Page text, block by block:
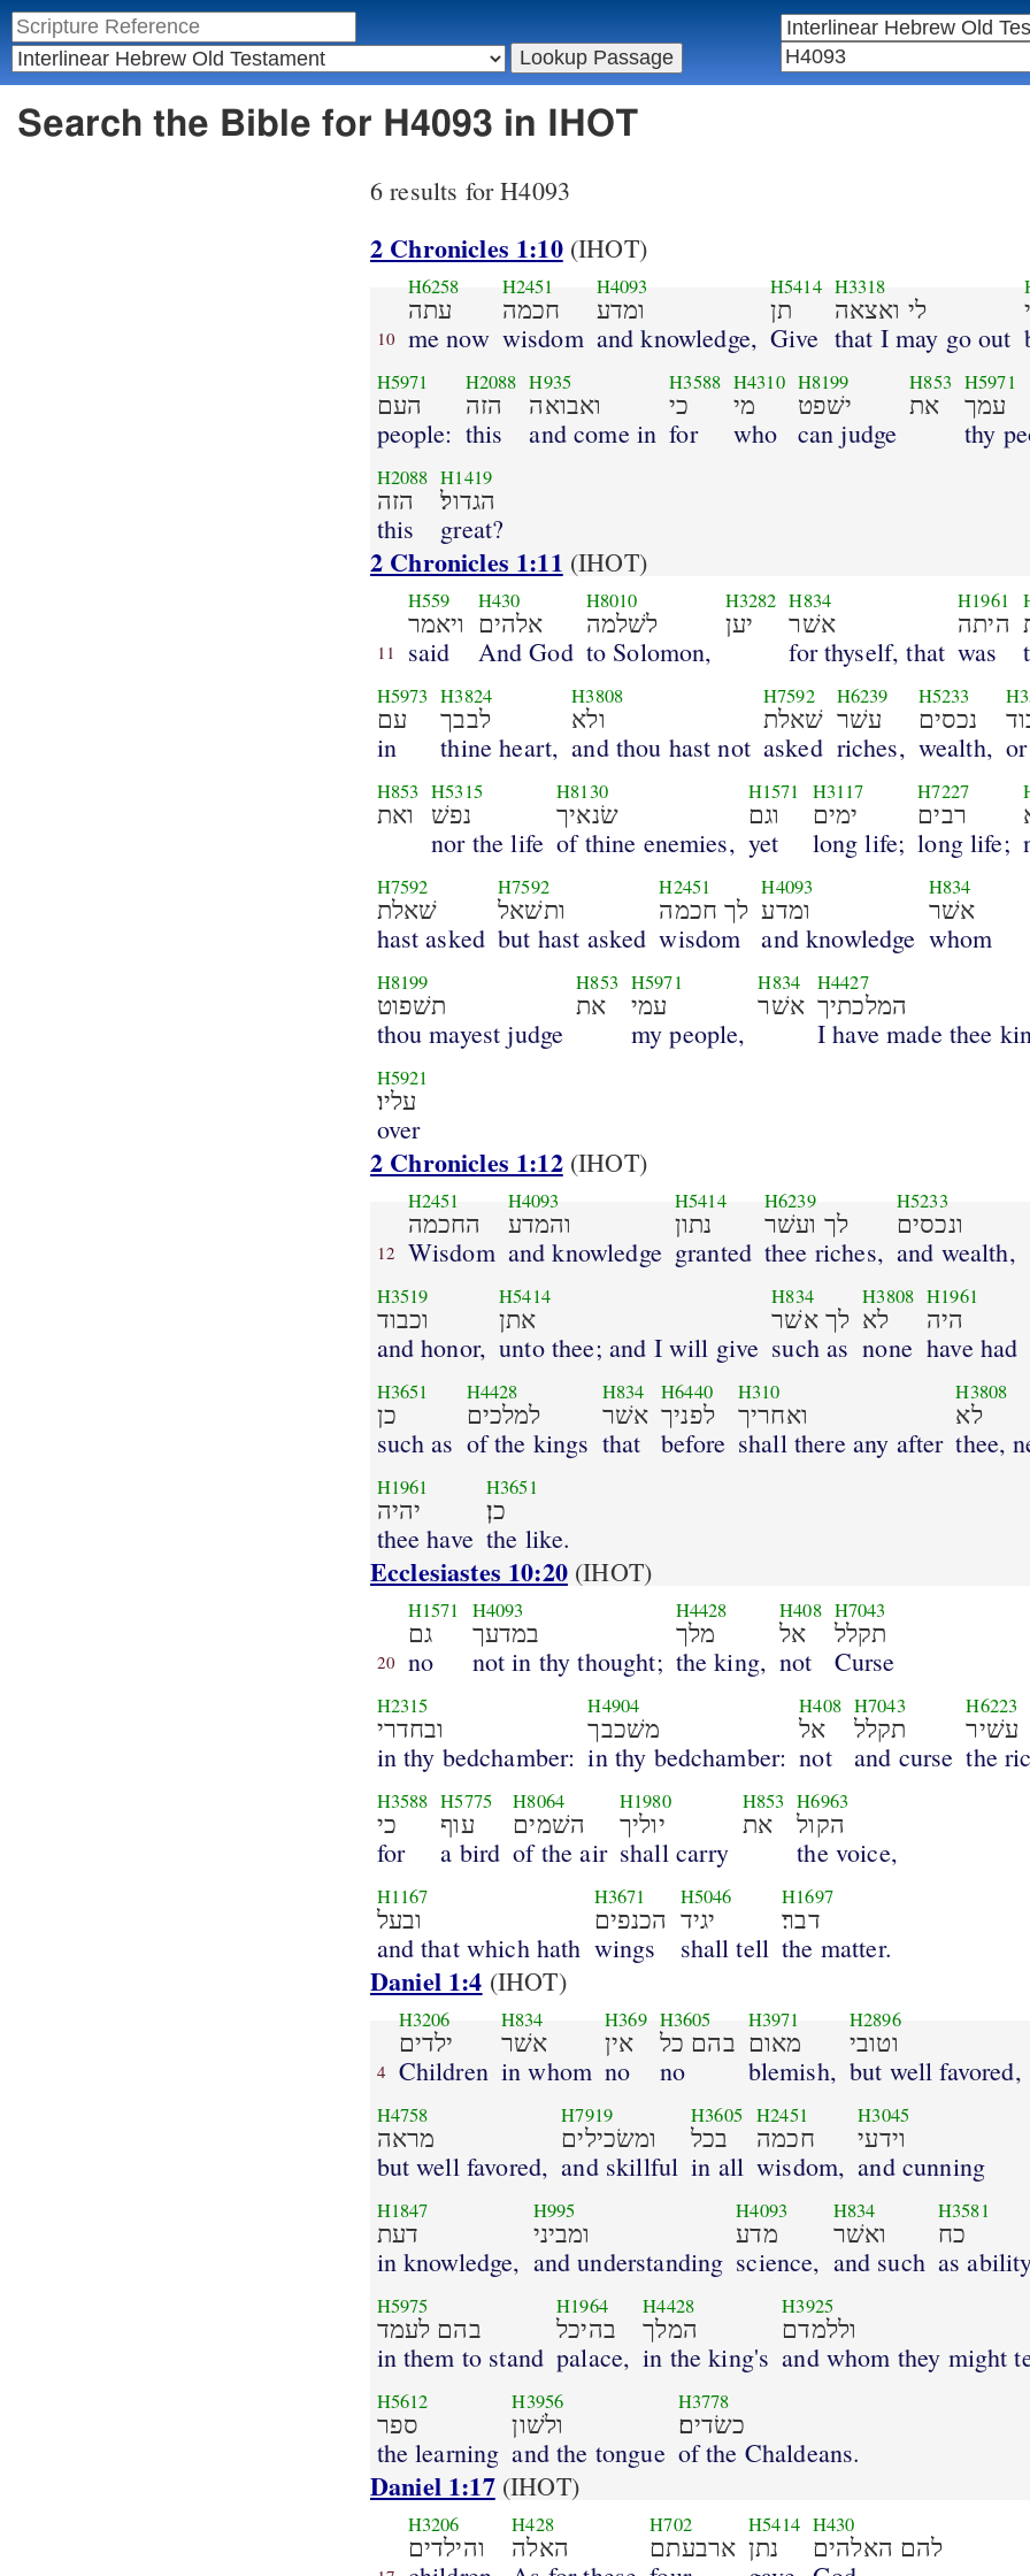
Search the Bible for H4093 in IHOT
6 results for H4093
2 Chronicles 1:10(IHOT)
10
H6258
עתה
me now
H2451
חכמה
wisdom
H4093
ומדע
and knowledge,
H5414
תן
Give
H3318
לי ואצאה
that I may go out
H5971
העם
people:
H2088
הזה
this
H935
ואבואה
and come in
H3588
כי
for
H4310
מי
who
H8199
ישׁפט
can judge
H853
את
H5971
עמך
thy
H2088
הזה
this
H1419
הגדול׃
great?
2 Chronicles 1:11 (IHOT)
11
H559
ויאמר
said
H430
אלהים
And God
H8010
לשׁלמה
to Solomon,
H3282
יען
H834
אשׁר
for thyself, that
H1961
היתה
was
H5973
עם
in
H3824
לבבך
thine heart,
H3808
ולא
and thou hast not
H7592
שׁאלת
asked
H6239
עשׁר
riches,
H5233
נכסים
wealth,
H853
ואת
H5315
נפשׁ
nor the life
H8130
שׂנאיך
of thine enemies,
H1571
וגם
yet
H3117
ימים
long life;
H7227
רבים
long life;
H7592
שׁאלת
hast asked
H7592
ותשׁאל
but hast asked
H2451
לך חכמה
wisdom
H4093
ומדע
and knowledge
H834
אשׁר
whom
H8199
תשׁפוט
thou mayest judge
H853
את
H5971
עמי
my people,
H834
אשׁר
H4427
המלכתיך
I have made thee
H5921
עליו׃
over
2 Chronicles 1:12(IHOT)
12
H2451
החכמה
Wisdom
H4093
והמדע
and knowledge
H5414
נתון
granted
H6239
לך ועשׁר
thee riches,
H5233
ונכסים
and wealth,
H3519
וכבוד
and honor,
H5414
אתן
unto thee; and I will give
H834
לך אשׁר
such as
H3808
לא
none
H1961
היה
have had
H3651
כן
such as
H4428
למלכים
of the kings
H834
אשׁר
that
H6440
לפניך
before
H310
ואחריך
shall there any after
H3808
לא
thee,
H1961
יהיה
thee have
H3651
כן׃
the like.
Ecclesiastes 10:20(IHOT)
20
H1571
גם
no
H4093
במדעך
not in thy thought;
H4428
מלך
the king,
H408
אל
not
H7043
תקלל
Curse
H2315
ובחדרי
in thy bedchamber:
H4904
משׁכבך
in thy bedchamber:
H408
אל
not
H7043
תקלל
and curse
H6223
עשׁיר
the
H3588
כי
for
H5775
עוף
a bird
H8064
השׁמים
of the air
H1980
יוליך
shall carry
H853
את
H6963
הקול
the voice,
H1167
ובעל
and that which hath
H3671
הכנפים
wings
H5046
יגיד
shall tell
H1697
דבר׃
the matter.
Daniel 1:4 (IHOT)
4
H3206
ילדים
Children
H834
אשׁר
in whom
H369
אין
no
H3605
בהם כל
no
H3971
מאום
blemish,
H2896
וטובי
but well favored,
H4758
מראה
but well favored,
H7919
ומשׂכילים
and skillful
H3605
בכל
in all
H2451
חכמה
wisdom,
H3045
וידעי
and cunning
H1847
דעת
in knowledge,
H995
ומביני
and understanding
H4093
מדע
science,
H834
ואשׁר
and such
H3581
כח
as
H5975
בהם לעמד
in them to stand
H1964
בהיכל
palace,
H4428
המלך
in the king's
H3925
וללמדם
and whom they might
H5612
ספר
the learning
H3956
ולשׁון
and the tongue
H3778
כשׂדים׃
of the Chaldeans.
Daniel 1:17(IHOT)
H3206
והילדים
H428
האלה
H702
ארבעתם
H5414
נתן
H430
להם האלהים